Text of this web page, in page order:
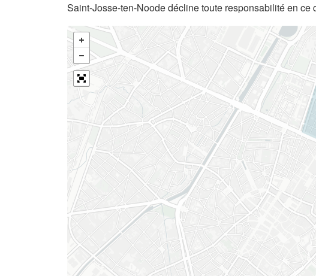
Saint-Josse-ten-Noode décline toute responsabilité en